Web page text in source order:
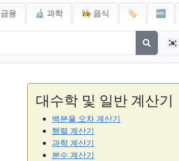
융 🔬 과학 👩‍🍳 음식 🏷️ 🆕
🇰🇷
대수학 및 일반 계산기
백분율 오차 계산기
행렬 계산기
과학 계산기
분수 계산기